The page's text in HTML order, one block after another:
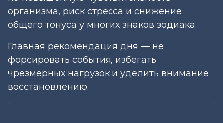
организма, риск стресса и снижение
общего тонуса у многих знаков зодиака.
Главная рекомендация дня — не
форсировать события, избегать
чрезмерных нагрузок и уделить внимание
восстановлению.